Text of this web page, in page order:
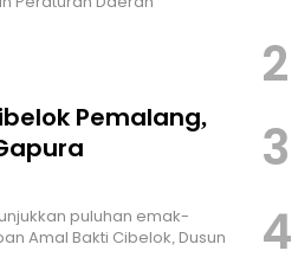
Pemalang,
puluhan emak-
Amal Bakti Cibelok, Dusun
2
3
4